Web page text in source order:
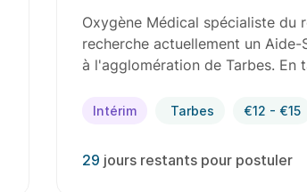
Oxygène Médical spécialiste du
recherche actuellement un
à l'agglomération de Tarbes. En
Intérim Tarbes €12 - €15
29 jours restants pour postuler